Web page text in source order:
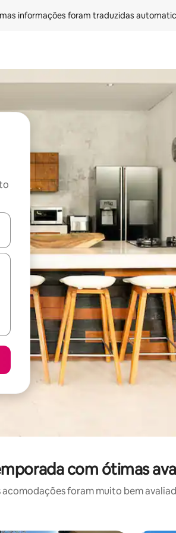
informações foram traduzidas
os usando as seta para cima e para
com ótimas
foram muito bem